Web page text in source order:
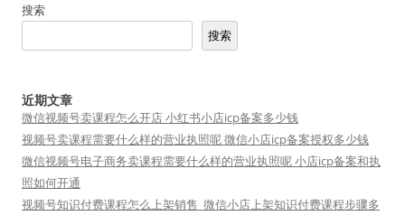
搜索
搜索
近期文章
微信视频号卖课程怎么开店 小红书小店icp备案多少钱
视频号卖课程需要什么样的营业执照呢 微信小店icp备案授权多少钱
微信视频号电子商务卖课程需要什么样的营业执照呢 小店icp备案和执
照如何开通
视频号知识付费课程怎么上架销售_微信小店上架知识付费课程步骤多